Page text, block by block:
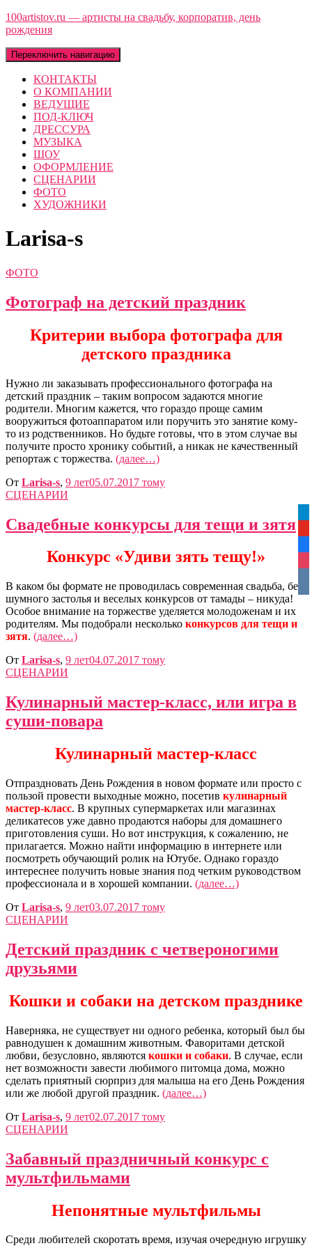
100artistov.ru — артисты на свадьбу, корпоратив, день
рождения
Переключить навигацию
КОНТАКТЫ
О КОМПАНИИ
ВЕДУЩИЕ
ПОД-КЛЮЧ
ДРЕССУРА
МУЗЫКА
ШОУ
ОФОРМЛЕНИЕ
СЦЕНАРИИ
ФОТО
ХУДОЖНИКИ
Larisa-s
ФОТО
Фотограф на детский праздник
Критерии выбора фотографа для
детского праздника
Нужно ли заказывать профессионального фотографа на
детский праздник – таким вопросом задаются многие
родители. Многим кажется, что гораздо проще самим
вооружиться фотоаппаратом или поручить это занятие кому-
то из родственников. Но будьте готовы, что в этом случае вы
получите просто хронику событий, а никак не качественный
репортаж с торжества. (далее…)
От Larisa-s, 9 лет05.07.2017 тому
СЦЕНАРИИ
Свадебные конкурсы для тещи и зятя
Конкурс «Удиви зять тещу!»
В каком бы формате не проводилась современная свадьба, без
шумного застолья и веселых конкурсов от тамады – никуда!
Особое внимание на торжестве уделяется молодоженам и их
родителям. Мы подобрали несколько конкурсов для тещи и
зятя. (далее…)
От Larisa-s, 9 лет04.07.2017 тому
СЦЕНАРИИ
Кулинарный мастер-класс, или игра в
суши-повара
Кулинарный мастер-класс
Отпраздновать День Рождения в новом формате или просто с
пользой провести выходные можно, посетив кулинарный
мастер-класс. В крупных супермаркетах или магазинах
деликатесов уже давно продаются наборы для домашнего
приготовления суши. Но вот инструкция, к сожалению, не
прилагается. Можно найти информацию в интернете или
посмотреть обучающий ролик на Ютубе. Однако гораздо
интереснее получить новые знания под четким руководством
профессионала и в хорошей компании. (далее…)
От Larisa-s, 9 лет03.07.2017 тому
СЦЕНАРИИ
Детский праздник с четвероногими
друзьями
Кошки и собаки на детском празднике
Наверняка, не существует ни одного ребенка, который был бы
равнодушен к домашним животным. Фаворитами детской
любви, безусловно, являются кошки и собаки. В случае, если
нет возможности завести любимого питомца дома, можно
сделать приятный сюрприз для малыша на его День Рождения
или же любой другой праздник. (далее…)
От Larisa-s, 9 лет02.07.2017 тому
СЦЕНАРИИ
Забавный праздничный конкурс с
мультфильмами
Непонятные мультфильмы
Среди любителей скоротать время, изучая очередную игрушку